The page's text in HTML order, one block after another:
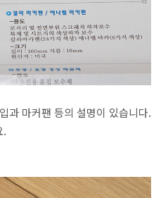
과 마커팬 등의 설명이 있습니다.
.